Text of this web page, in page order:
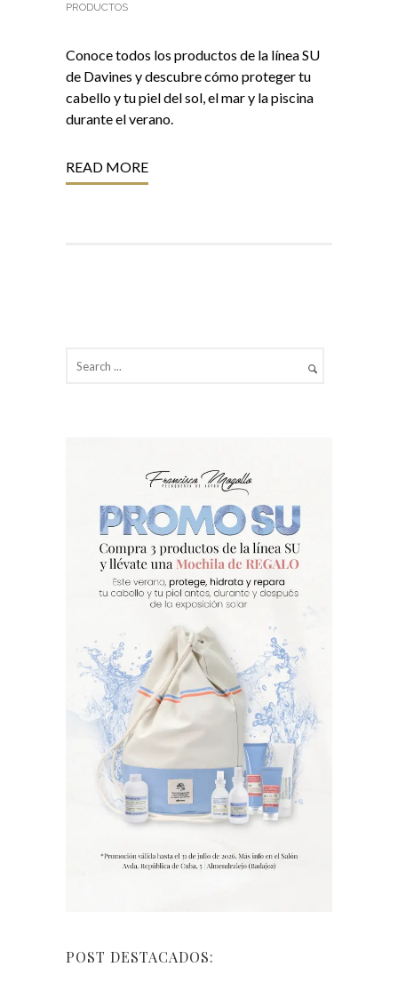
PRODUCTOS
Conoce todos los productos de la línea SU
de Davines y descubre cómo proteger tu
cabello y tu piel del sol, el mar y la piscina
durante el verano.
READ MORE
POST DESTACADOS: